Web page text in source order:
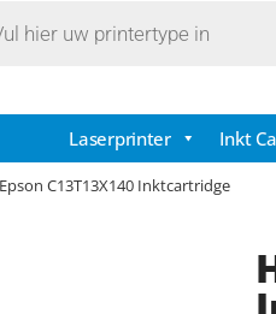
Laserprinter Inkt
C13T13X140 Inktcartridge